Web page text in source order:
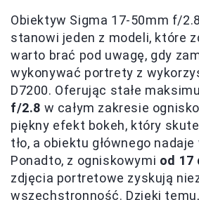
Obiektyw Sigma 17-50mm f/2.8
stanowi jeden z modeli, które
warto brać pod uwagę, gdy
wykonywać portrety z
D7200. Oferując stałe
f/2.8 w całym zakresie
piękny efekt bokeh, który
tło, a obiektu głównego
Ponadto, z ogniskowymi od 17
zdjęcia portretowe zyskują
wszechstronność. Dzięki